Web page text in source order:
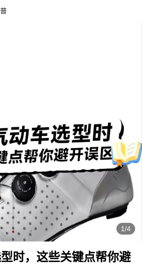
1/4
时，这些关键点帮你避